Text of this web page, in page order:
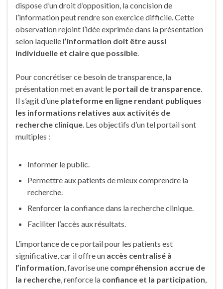
dispose d’un droit d’opposition, la concision de
l’information peut rendre son exercice difficile. Cette
observation rejoint l’idée exprimée dans la présentation
selon laquelle l’information doit être aussi
individuelle et claire que possible.
Pour concrétiser ce besoin de transparence, la
présentation met en avant le portail de transparence.
Il s’agit d’une plateforme en ligne rendant publiques
les informations relatives aux activités de
recherche clinique. Les objectifs d’un tel portail sont
multiples :
Informer le public.
Permettre aux patients de mieux comprendre la
recherche.
Renforcer la confiance dans la recherche clinique.
Faciliter l’accès aux résultats.
L’importance de ce portail pour les patients est
significative, car il offre un accès centralisé à
l’information, favorise une compréhension accrue de
la recherche, renforce la confiance et la participation,